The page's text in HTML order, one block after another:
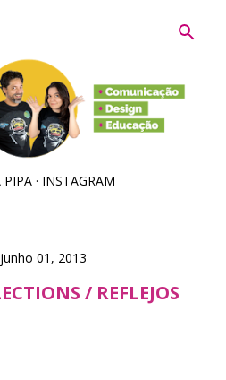
PIPA INSTAGRAM
junho 01, 2013
/ REFLEJOS